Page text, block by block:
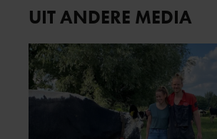
UIT ANDERE MEDIA